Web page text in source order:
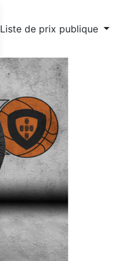
Liste de prix publique